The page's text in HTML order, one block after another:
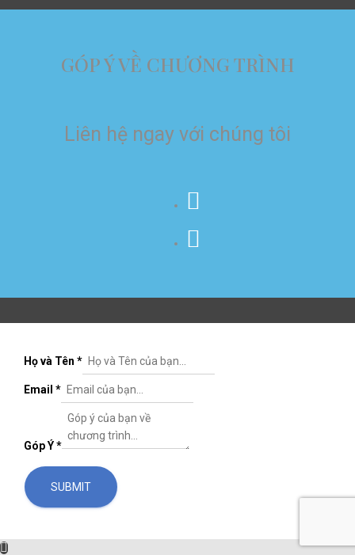
GÓP Ý VỀ CHƯƠNG TRÌNH
Liên hệ ngay với chúng tôi
Họ và Tên *
Email *
Góp Ý*
SUBMIT